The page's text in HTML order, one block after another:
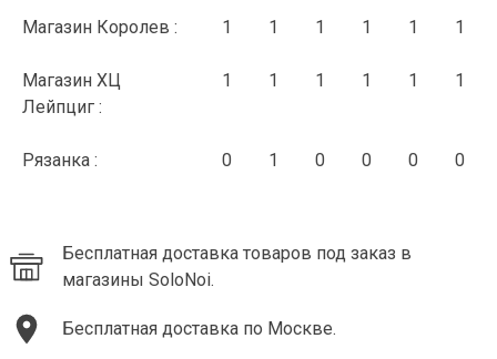
Магазин Королев : 1 1 1 1 1 1
Магазин ХЦ
Лейпциг :
1 1 1 1 1 1
Рязанка : 0 1 0 0 0 0
Бесплатная доставка товаров под заказ в
магазины SoloNoi.
Бесплатная доставка по Москве.